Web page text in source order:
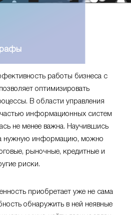
работы бизнеса с
оптимизировать
В области управления
информационных систем
не менее важна. Научившись
нужную информацию, можно
рыночные, кредитные и
риски.
приобретает уже не сама
обнаружить в ней неявные